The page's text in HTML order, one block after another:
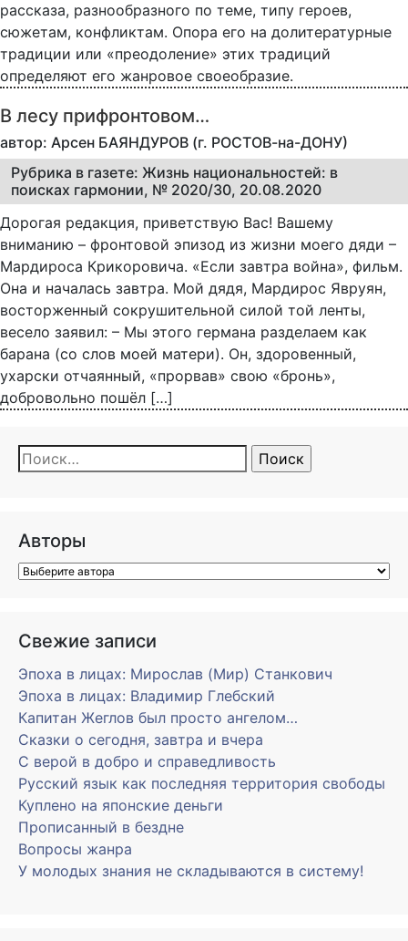
рассказа, разнообразного по теме, типу героев,
сюжетам, конфликтам. Опора его на долитературные
традиции или «преодоление» этих традиций
определяют его жанровое своеобразие.
В лесу прифронтовом…
автор: Арсен БАЯНДУРОВ (г. РОСТОВ-на-ДОНУ)
Рубрика в газете: Жизнь национальностей: в
поисках гармонии, № 2020/30, 20.08.2020
Дорогая редакция, приветствую Вас! Вашему
вниманию – фронтовой эпизод из жизни моего дяди –
Мардироса Крикоровича. «Если завтра война», фильм.
Она и началась завтра. Мой дядя, Мардирос Явруян,
восторженный сокрушительной силой той ленты,
весело заявил: – Мы этого германа разделаем как
барана (со слов моей матери). Он, здоровенный,
ухарски отчаянный, «прорвав» свою «бронь»,
добровольно пошёл […]
Найти:
Авторы
Свежие записи
Эпоха в лицах: Мирослав (Мир) Станкович
Эпоха в лицах: Владимир Глебский
Капитан Жеглов был просто ангелом…
Сказки о сегодня, завтра и вчера
С верой в добро и справедливость
Русский язык как последняя территория свободы
Куплено на японские деньги
Прописанный в бездне
Вопросы жанра
У молодых знания не складываются в систему!